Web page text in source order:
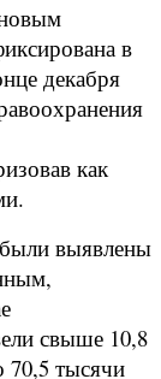
в
декабря
как
выявлены
свыше 10,8
70,5 тысячи